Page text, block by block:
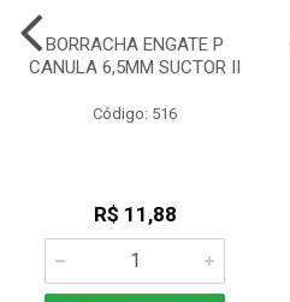
BORRACHA ENGATE P
CANULA 6,5MM SUCTOR II
Código: 516
R$ 11,88